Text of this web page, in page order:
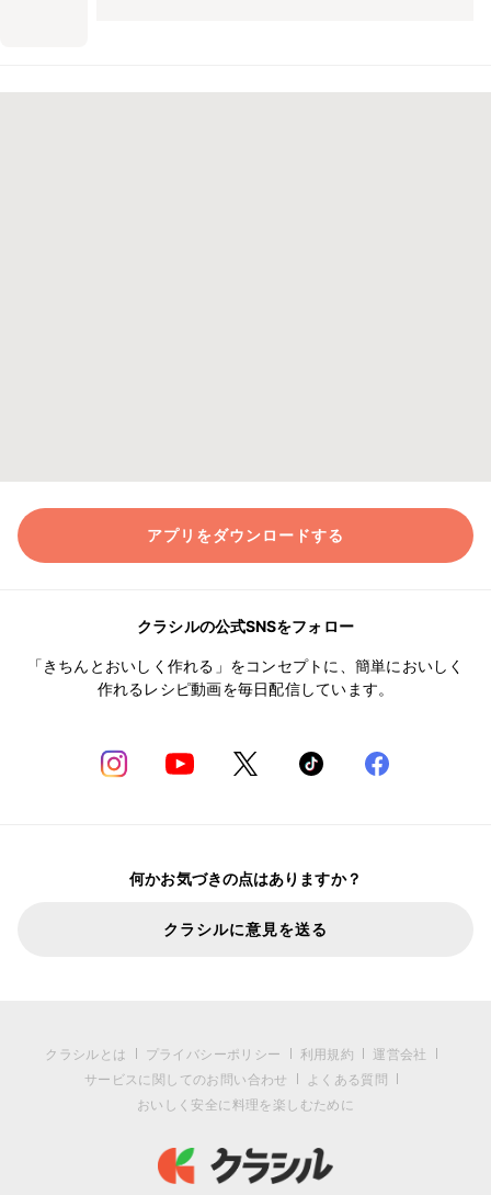
アプリをダウンロードする
クラシルの公式SNSをフォロー
「きちんとおいしく作れる」をコンセプトに、簡単においしく
作れるレシピ動画を毎日配信しています。
何かお気づきの点はありますか？
クラシルに意見を送る
クラシルとは プライバシーポリシー 利用規約
運営会社
サービスに関してのお問い合わせ
よくある質問
おいしく安全に料理を楽しむために